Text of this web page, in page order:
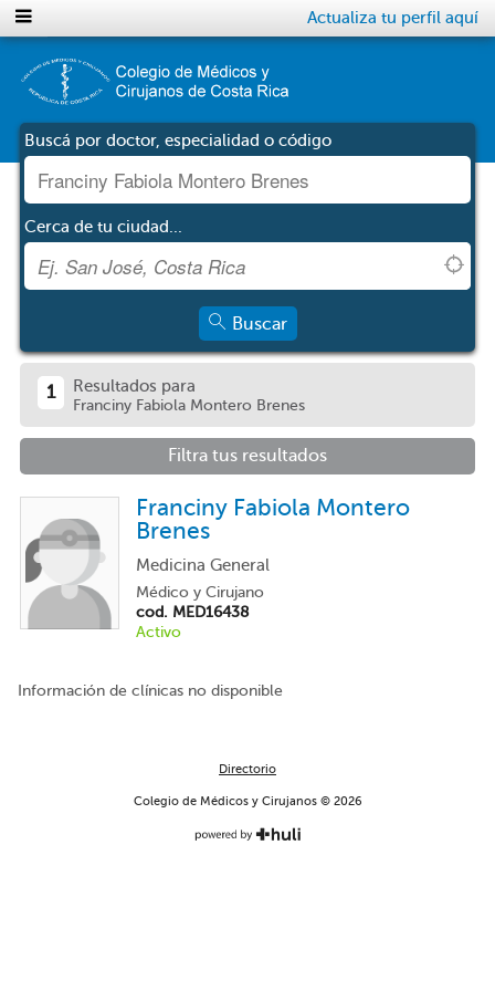
Actualiza tu perfil aquí
Buscá por doctor, especialidad o código
Cerca de tu ciudad...
Buscar
1 Resultados para
Franciny Fabiola Montero Brenes
Filtra tus resultados
Franciny Fabiola Montero
Brenes
Medicina General
Médico y Cirujano
cod. MED16438
Activo
Información de clínicas no disponible
Directorio
Colegio de Médicos y Cirujanos © 2026